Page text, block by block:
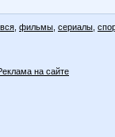
вся фильмы сериалы
на сайте